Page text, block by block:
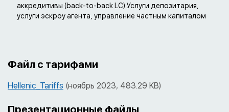
аккредитивы (back-to-back LC) Услуги депозитария,
услуги эскроу агента, управление частным капиталом
Файл с тарифами
Hellenic_Tariffs (ноябрь 2023, 483.29 KB)
Презентационные файлы